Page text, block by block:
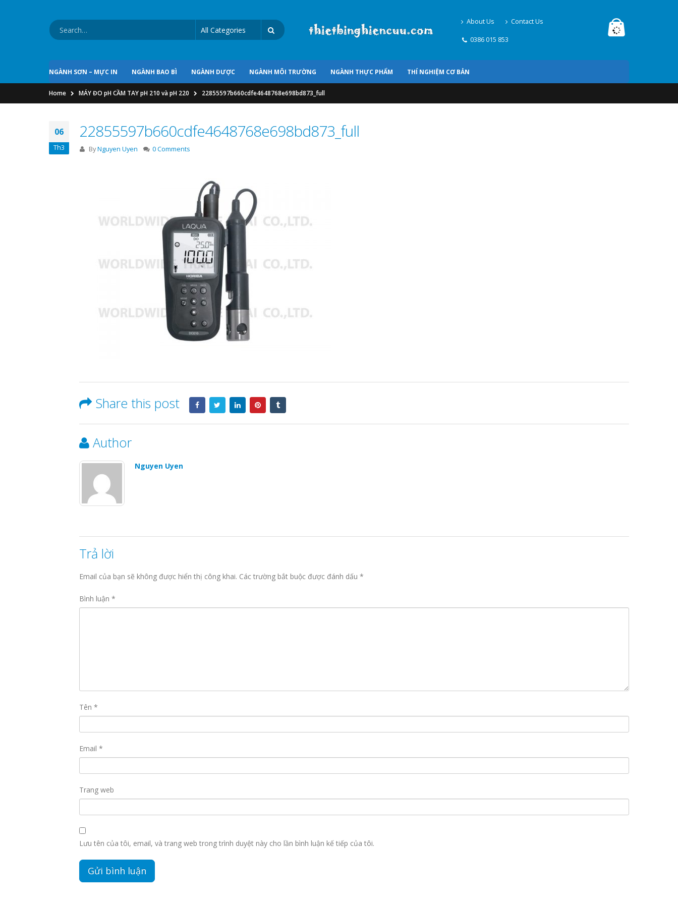
About Us Contact Us
0386 015 853
NGÀNH SƠN – MỰC IN NGÀNH BAO BÌ NGÀNH DƯỢC NGÀNH MÔI TRƯỜNG NGÀNH THỰC PHẨM THÍ NGHIỆM CƠ BẢN
Home MÁY ĐO pH CẦM TAY pH 210 và pH 220 22855597b660cdfe4648768e698bd873_full
06
Th3
22855597b660cdfe4648768e698bd873_full
ByNguyen Uyen 0 Comments
Share this post
Author
Nguyen Uyen
Trả lời
Email của bạn sẽ không được hiển thị công khai. Các trường bắt buộc được đánh dấu *
Bình luận *
Tên *
Email *
Trang web
Lưu tên của tôi, email, và trang web trong trình duyệt này cho lần bình luận kế tiếp của tôi.